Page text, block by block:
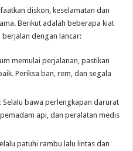
diskon, keselamatan dan
Berikut adalah beberapa kiat
dengan lancar:
memulai perjalanan, pastikan
Periksa ban, rem, dan segala
Selalu bawa perlengkapan darurat
api, dan peralatan medis
patuhi rambu lalu lintas dan